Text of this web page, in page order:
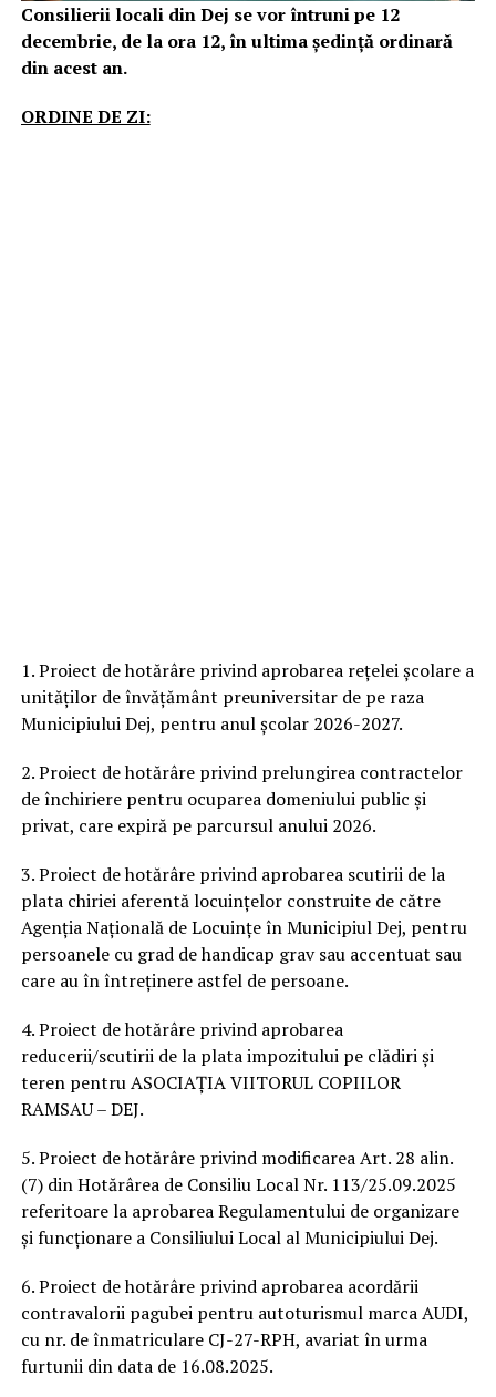
Consilierii locali din Dej se vor întruni pe 12
decembrie, de la ora 12, în ultima ședință ordinară
din acest an.
ORDINE DE ZI:
1. Proiect de hotărâre privind aprobarea rețelei școlare a
unităților de învățământ preuniversitar de pe raza
Municipiului Dej, pentru anul școlar 2026-2027.
2. Proiect de hotărâre privind prelungirea contractelor
de închiriere pentru ocuparea domeniului public și
privat, care expiră pe parcursul anului 2026.
3. Proiect de hotărâre privind aprobarea scutirii de la
plata chiriei aferentă locuințelor construite de către
Agenția Națională de Locuințe în Municipiul Dej, pentru
persoanele cu grad de handicap grav sau accentuat sau
care au în întreținere astfel de persoane.
4. Proiect de hotărâre privind aprobarea
reducerii/scutirii de la plata impozitului pe clădiri și
teren pentru ASOCIAȚIA VIITORUL COPIILOR
RAMSAU – DEJ.
5. Proiect de hotărâre privind modificarea Art. 28 alin.
(7) din Hotărârea de Consiliu Local Nr. 113/25.09.2025
referitoare la aprobarea Regulamentului de organizare
și funcționare a Consiliului Local al Municipiului Dej.
6. Proiect de hotărâre privind aprobarea acordării
contravalorii pagubei pentru autoturismul marca AUDI,
cu nr. de înmatriculare CJ-27-RPH, avariat în urma
furtunii din data de 16.08.2025.